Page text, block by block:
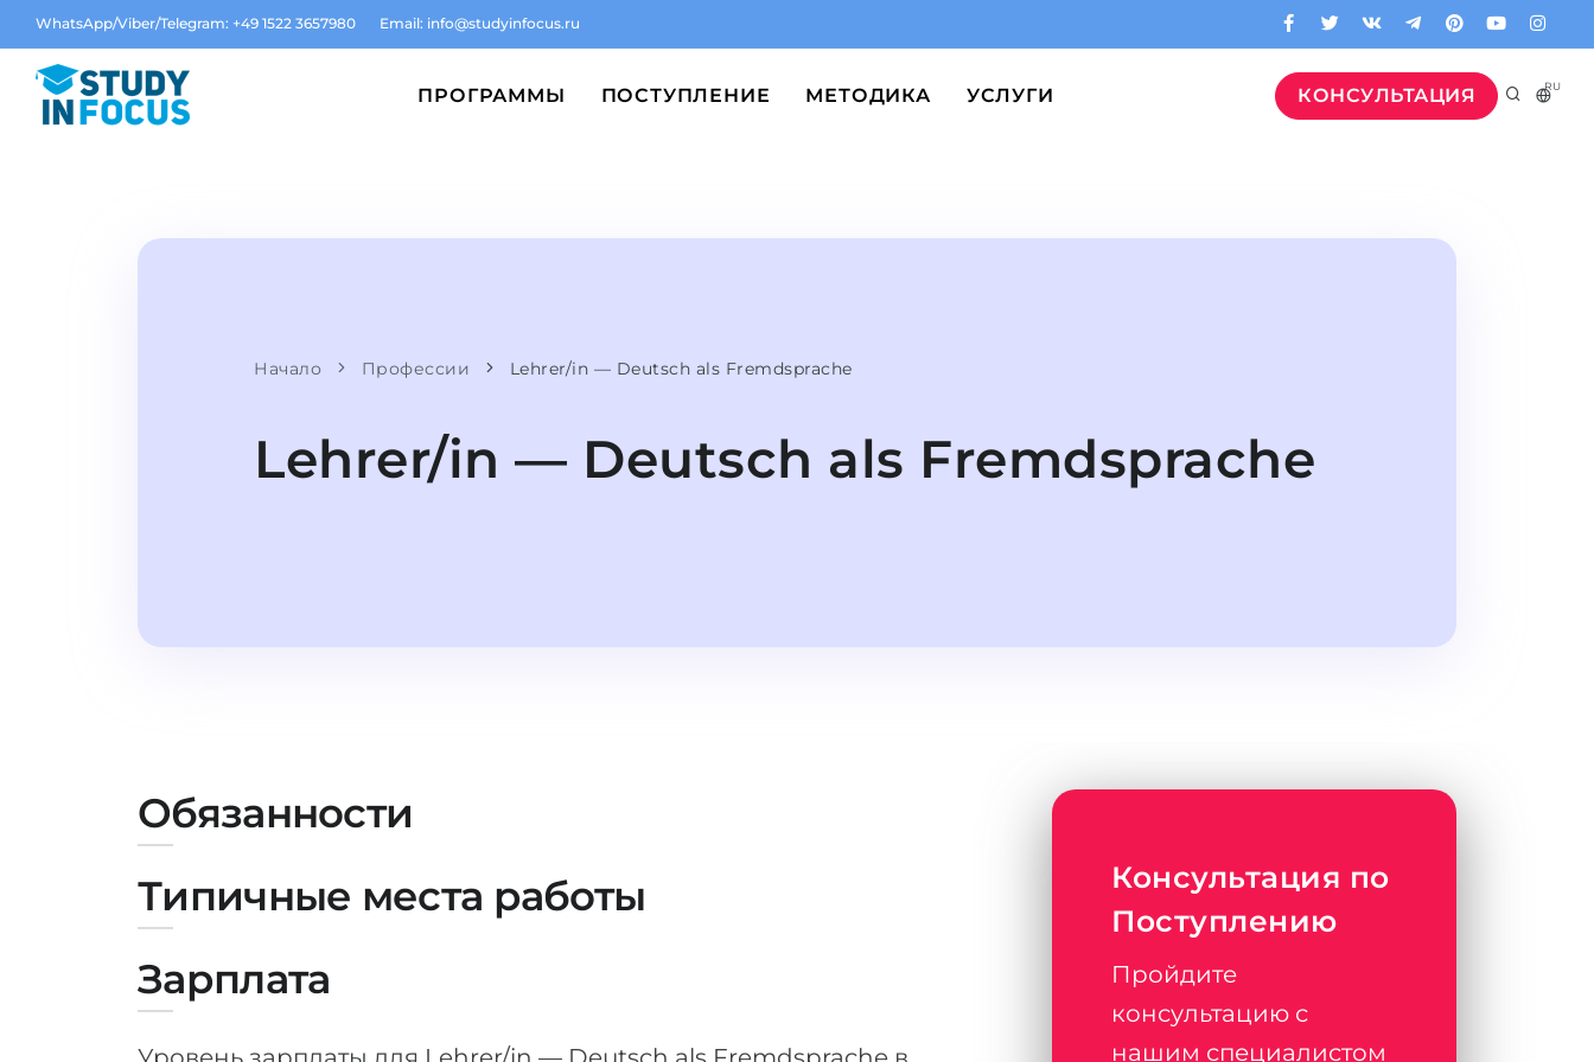
WhatsApp/Viber/Telegram: +49 1522 3657980 Email: info@studyinfocus.ru
КОНСУЛЬТАЦИЯ RU
ПРОГРАММЫ ПОСТУПЛЕНИЕ МЕТОДИКА УСЛУГИ
Начало Профессии Lehrer/in — Deutsch als Fremdsprache
Lehrer/in — Deutsch als Fremdsprache
Обязанности
Типичные места работы
Зарплата
Консультация по
Поступлению
Пройдите
консультацию с
нашим специалистом